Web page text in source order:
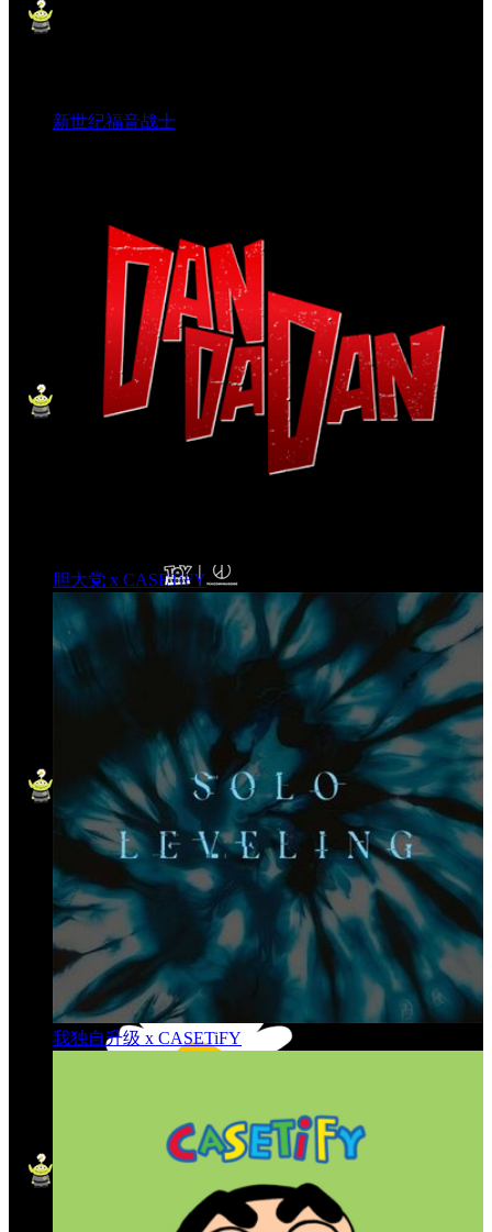
新世纪福音战士
胆大党 x CASETiFY
我独自升级 x CASETiFY